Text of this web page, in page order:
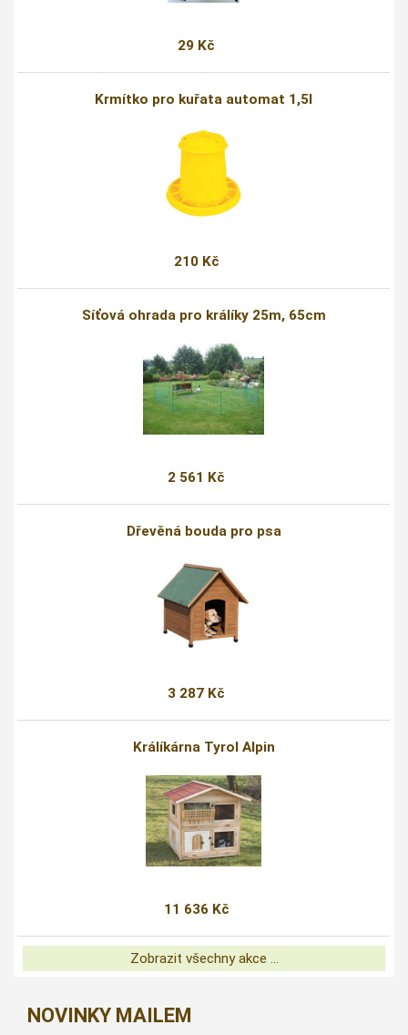
29 Kč
Krmítko pro kuřata automat 1,5l
210 Kč
Síťová ohrada pro králíky 25m, 65cm
2 561 Kč
Dřevěná bouda pro psa
3 287 Kč
Králíkárna Tyrol Alpin
11 636 Kč
Zobrazit všechny akce ...
NOVINKY MAILEM